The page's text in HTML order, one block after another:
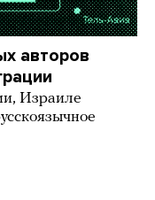
авторов
Израиле